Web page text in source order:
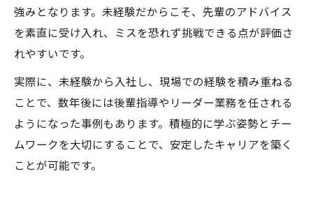
強みとなります。未経験だからこそ、先輩のアドバイス
を素直に受け入れ、ミスを恐れず挑戦できる点が評価さ
れやすいです。
実際に、未経験から入社し、現場での経験を積み重ねる
ことで、数年後には後輩指導やリーダー業務を任される
ようになった事例もあります。積極的に学ぶ姿勢とチー
ムワークを大切にすることで、安定したキャリアを築く
ことが可能です。